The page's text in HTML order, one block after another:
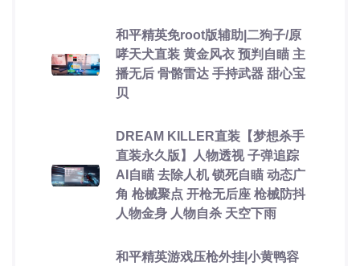
和平精英免root版辅助|二狗子/原
哮天犬直装 黄金风衣 预判自瞄 主
播无后 骨骼雷达 手持武器 甜心宝
贝
DREAM KILLER直装【梦想杀手
直装永久版】人物透视 子弹追踪
AI自瞄 去除人机 锁死自瞄 动态广
角 枪械聚点 开枪无后座 枪械防抖
人物金身 人物自杀 天空下雨
和平精英游戏压枪外挂|小黄鸭容